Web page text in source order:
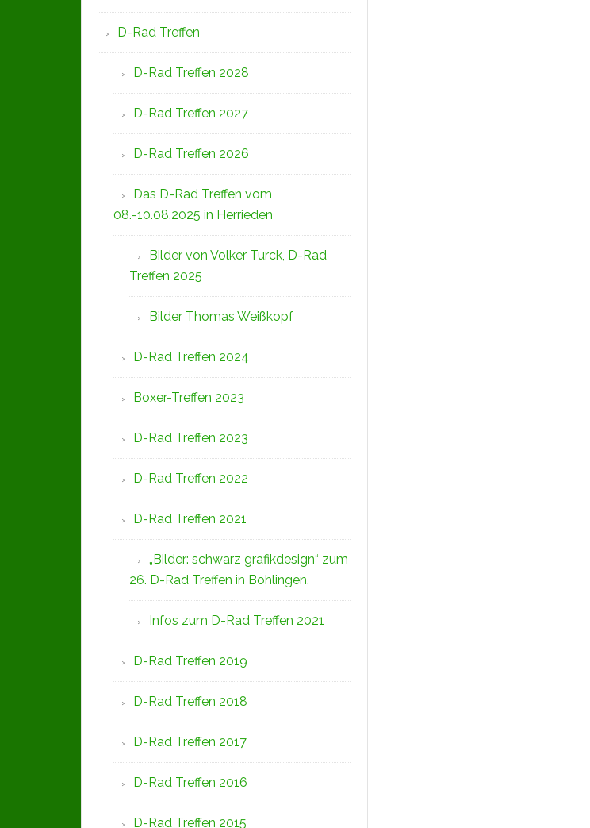
D-Rad Treffen
D-Rad Treffen 2028
D-Rad Treffen 2027
D-Rad Treffen 2026
Das D-Rad Treffen vom
08.-10.08.2025 in Herrieden
Bilder von Volker Turck, D-Rad
Treffen 2025
Bilder Thomas Weißkopf
D-Rad Treffen 2024
Boxer-Treffen 2023
D-Rad Treffen 2023
D-Rad Treffen 2022
D-Rad Treffen 2021
„Bilder: schwarz grafikdesign“ zum
26. D-Rad Treffen in Bohlingen.
Infos zum D-Rad Treffen 2021
D-Rad Treffen 2019
D-Rad Treffen 2018
D-Rad Treffen 2017
D-Rad Treffen 2016
D-Rad Treffen 2015